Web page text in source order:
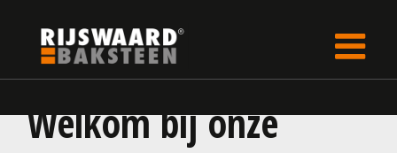
Welkom bij onze